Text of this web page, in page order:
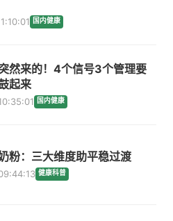
国内健康
然来的！4个信号3个管理要
起来
国内健康
粉：三大维度助平稳过渡
健康科普